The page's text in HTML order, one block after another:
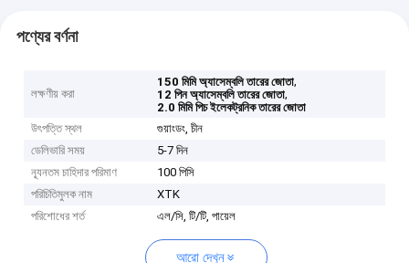
পণ্যের বর্ণনা
লক্ষণীয় করা
150 মিমি অ্যাসেম্বলি তারের জোতা,
12 পিন অ্যাসেম্বলি তারের জোতা,
2.0 মিমি পিচ ইলেকট্রনিক তারের জোতা
উৎপত্তি স্থল
গুয়াংডং, চীন
ডেলিভারি সময়
5-7 দিন
ন্যূনতম চাহিদার পরিমাণ
100 পিসি
পরিচিতিমুলক নাম
XTK
পরিশোধের শর্ত
এল/সি, টি/টি, পায়েল
আরো দেখুন